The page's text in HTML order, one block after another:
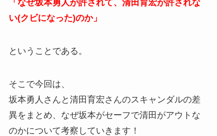
「なぜ坂本勇人が許されて、清田育宏が許されな
い(クビになった)のか」
ということである。
そこで今回は、
坂本勇人さんと清田育宏さんのスキャンダルの差
異をまとめ、なぜ坂本がセーフで清田がアウトな
のかについて考察していきます！